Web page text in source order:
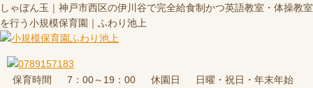
しゃぼん玉｜神戸市西区の伊川谷で完全給食制かつ英語教室・体操教室
を行う小規模保育園｜ふわり池上
保育時間 7：00～19：00 休園日 日曜・祝日・年末年始